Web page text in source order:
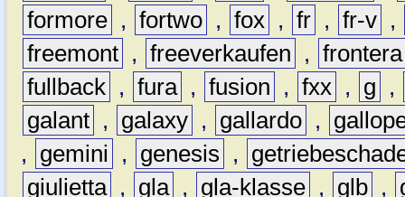
formore , fortwo , fox , fr , fr-v ,
freemont , freeverkaufen , frontera
fullback , fura , fusion , fxx , g
,
galant , galaxy , gallardo ,
,
gemini , genesis ,
giulietta , gla , gla-klasse , glb ,